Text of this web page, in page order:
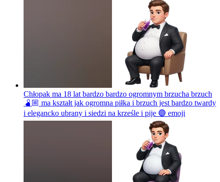
Chłopak ma 18 lat bardzo bardzo ogromnym brzucha brzuch
🫄🏼 ma kształt jak ogromna piłka i brzuch jest bardzo twardy
i elegancko ubrany i siedzi na krześle i pije 🟣 emoji